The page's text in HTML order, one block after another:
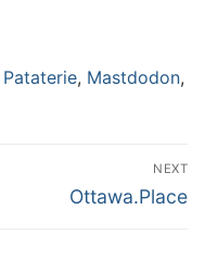
Pataterie, Mastdodon,
NEXT
Next
Ottawa.Place